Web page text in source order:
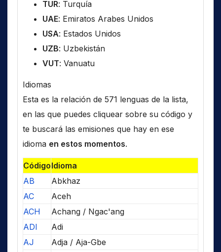
TUR: Turquía
UAE: Emiratos Arabes Unidos
USA: Estados Unidos
UZB: Uzbekistán
VUT: Vanuatu
Idiomas
Esta es la relación de 571 lenguas de la lista,
en las que puedes cliquear sobre su código y
te buscará las emisiones que hay en ese
idioma en estos momentos.
CódigoIdioma
AB
Abkhaz
AC
Aceh
ACH
Achang / Ngac'ang
ADI
Adi
AJ
Adja / Aja-Gbe